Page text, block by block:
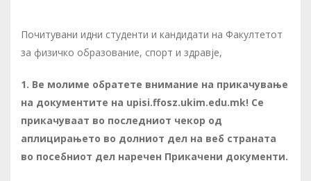
Почитувани идни студенти и кандидати на Факултетот
за физичко образование, спорт и здравје,
1. Ве молиме обратете внимание на прикачување
на документите на upisi.ffosz.ukim.edu.mk! Се
прикачуваат во последниот чекор од
аплицирањето во долниот дел на веб страната
во посебниот дел наречен Прикачени документи.